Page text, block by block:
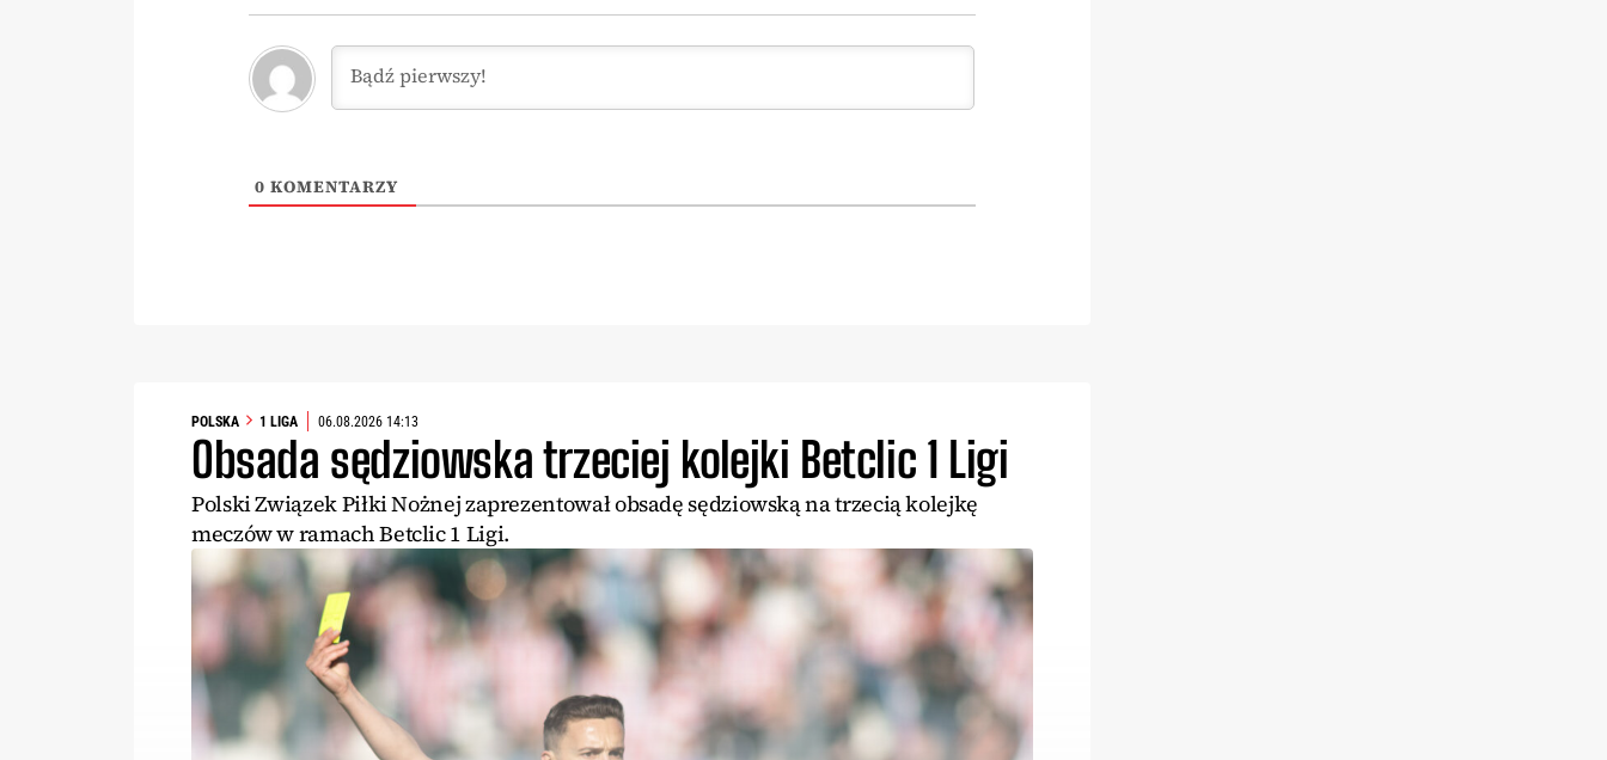
0 KOMENTARZY
POLSKA 1 LIGA 06.08.2026 14:13
Obsada sędziowska trzeciej kolejki Betclic 1 Ligi
Polski Związek Piłki Nożnej zaprezentował obsadę sędziowską na trzecią kolejkę
meczów w ramach Betclic 1 Ligi.